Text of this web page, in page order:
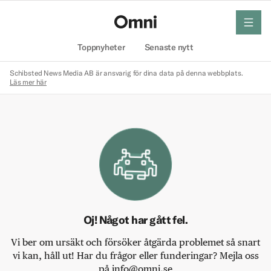
Toppnyheter Senaste nytt
meny
Schibsted News Media AB är ansvarig för dina data på denna webbplats.
Läs mer här
Oj! Något har gått fel.
Vi ber om ursäkt och försöker åtgärda problemet så snart
vi kan, håll ut! Har du frågor eller funderingar? Mejla oss